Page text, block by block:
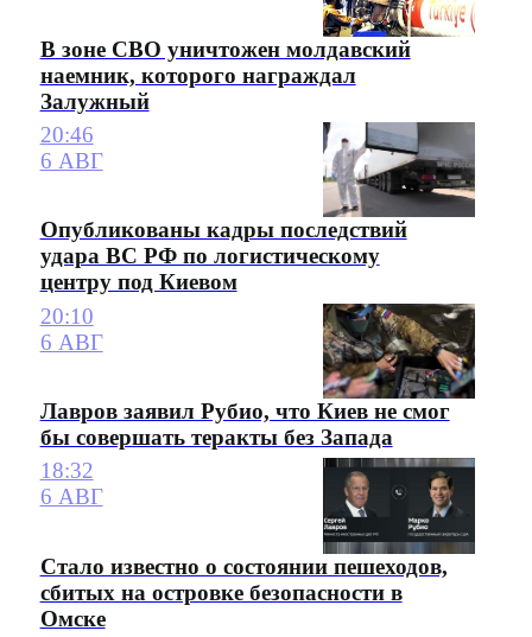
В зоне СВО уничтожен молдавский
наемник, которого награждал
Залужный
20:46
6 АВГ
Опубликованы кадры последствий
удара ВС РФ по логистическому
центру под Киевом
20:10
6 АВГ
Лавров заявил Рубио, что Киев не смог
бы совершать теракты без Запада
18:32
6 АВГ
Стало известно о состоянии пешеходов,
сбитых на островке безопасности в
Омске